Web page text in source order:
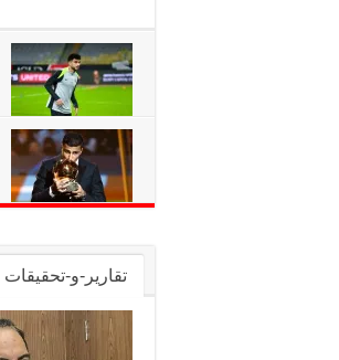
تقارير-و-تحقيقات